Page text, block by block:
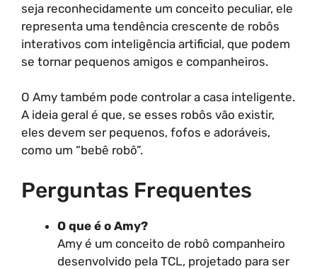
seja reconhecidamente um conceito peculiar, ele
representa uma tendência crescente de robôs
interativos com inteligência artificial, que podem
se tornar pequenos amigos e companheiros.
O Amy também pode controlar a casa inteligente.
A ideia geral é que, se esses robôs vão existir,
eles devem ser pequenos, fofos e adoráveis,
como um “bebê robô”.
Perguntas Frequentes
O que é o Amy?
Amy é um conceito de robô companheiro
desenvolvido pela TCL, projetado para ser